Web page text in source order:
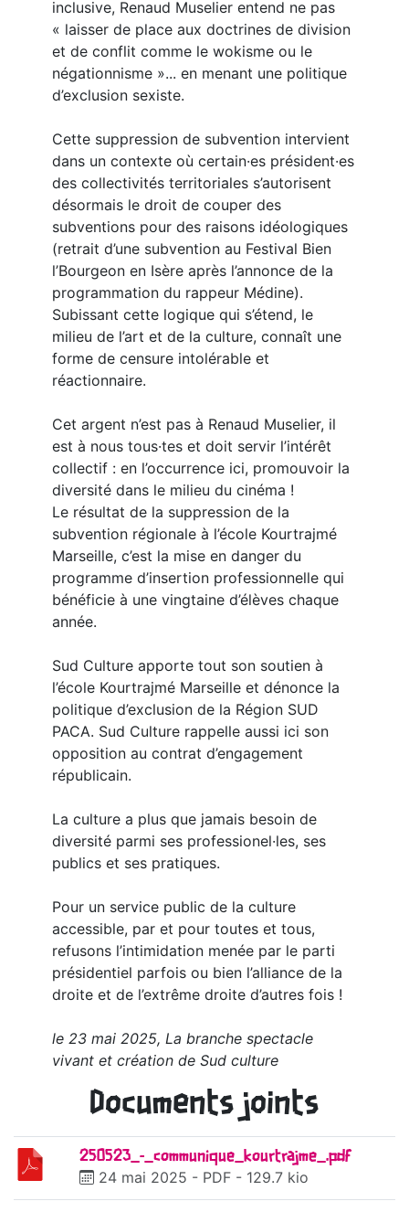
inclusive, Renaud Muselier entend ne pas
« laisser de place aux doctrines de division
et de conflit comme le wokisme ou le
négationnisme »... en menant une politique
d’exclusion sexiste.
Cette suppression de subvention intervient
dans un contexte où certain·es président·es
des collectivités territoriales s’autorisent
désormais le droit de couper des
subventions pour des raisons idéologiques
(retrait d’une subvention au Festival Bien
l’Bourgeon en Isère après l’annonce de la
programmation du rappeur Médine).
Subissant cette logique qui s’étend, le
milieu de l’art et de la culture, connaît une
forme de censure intolérable et
réactionnaire.
Cet argent n’est pas à Renaud Muselier, il
est à nous tous·tes et doit servir l’intérêt
collectif : en l’occurrence ici, promouvoir la
diversité dans le milieu du cinéma !
Le résultat de la suppression de la
subvention régionale à l’école Kourtrajmé
Marseille, c’est la mise en danger du
programme d’insertion professionnelle qui
bénéficie à une vingtaine d’élèves chaque
année.
Sud Culture apporte tout son soutien à
l’école Kourtrajmé Marseille et dénonce la
politique d’exclusion de la Région SUD
PACA. Sud Culture rappelle aussi ici son
opposition au contrat d’engagement
républicain.
La culture a plus que jamais besoin de
diversité parmi ses professionel·les, ses
publics et ses pratiques.
Pour un service public de la culture
accessible, par et pour toutes et tous,
refusons l’intimidation menée par le parti
présidentiel parfois ou bien l’alliance de la
droite et de l’extrême droite d’autres fois !
le 23 mai 2025, La branche spectacle
vivant et création de Sud culture
Documents joints
250523_-_communique_kourtrajme_.pdf
24 mai 2025 - PDF - 129.7 kio